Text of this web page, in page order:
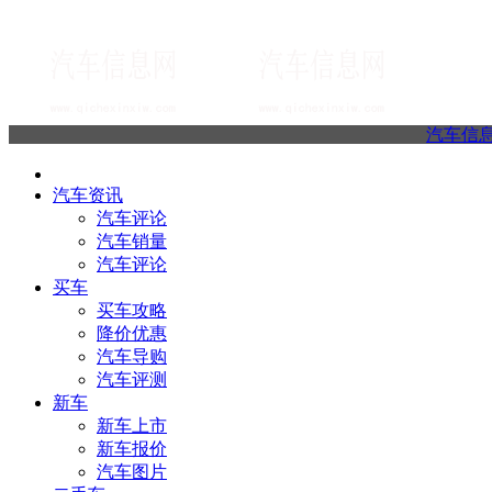
汽车信
汽车资讯
汽车评论
汽车销量
汽车评论
买车
买车攻略
降价优惠
汽车导购
汽车评测
新车
新车上市
新车报价
汽车图片